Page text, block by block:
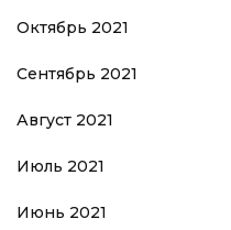
Октябрь 2021
Сентябрь 2021
Август 2021
Июль 2021
Июнь 2021